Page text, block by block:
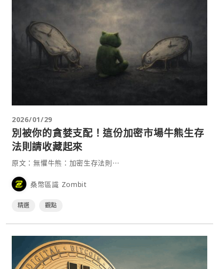
2026/01/29
別被你的貪婪支配！這份加密市場牛熊生存
法則請收藏起來
原文：無懼牛熊：加密生存法則⋯
桑幣區識 Zombit
精選 觀點